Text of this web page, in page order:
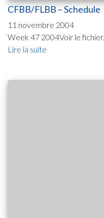
CFBB/FLBB – Schedule
11 novembre 2004
Week 47 2004Voir le fichier...
Lire la suite